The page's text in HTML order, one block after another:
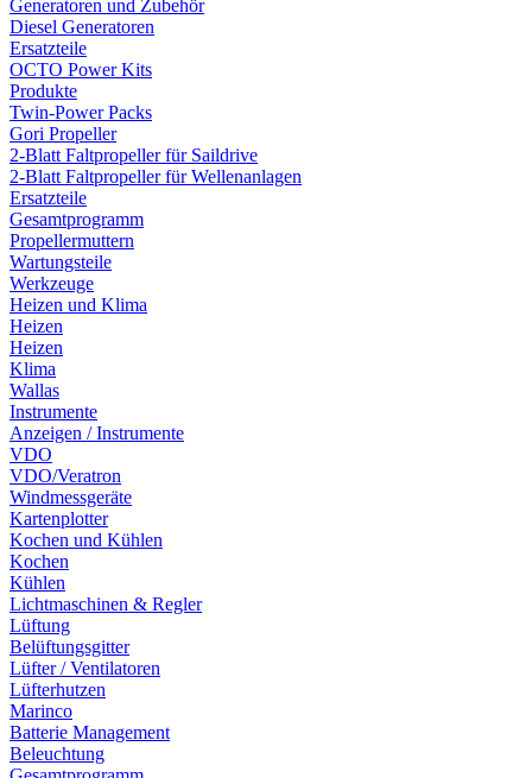
Generatoren und Zubehör
Diesel Generatoren
Ersatzteile
OCTO Power Kits
Produkte
Twin-Power Packs
Gori Propeller
2-Blatt Faltpropeller für Saildrive
2-Blatt Faltpropeller für Wellenanlagen
Ersatzteile
Gesamtprogramm
Propellermuttern
Wartungsteile
Werkzeuge
Heizen und Klima
Heizen
Heizen
Klima
Wallas
Instrumente
Anzeigen / Instrumente
VDO
VDO/Veratron
Windmessgeräte
Kartenplotter
Kochen und Kühlen
Kochen
Kühlen
Lichtmaschinen & Regler
Lüftung
Belüftungsgitter
Lüfter / Ventilatoren
Lüfterhutzen
Marinco
Batterie Management
Beleuchtung